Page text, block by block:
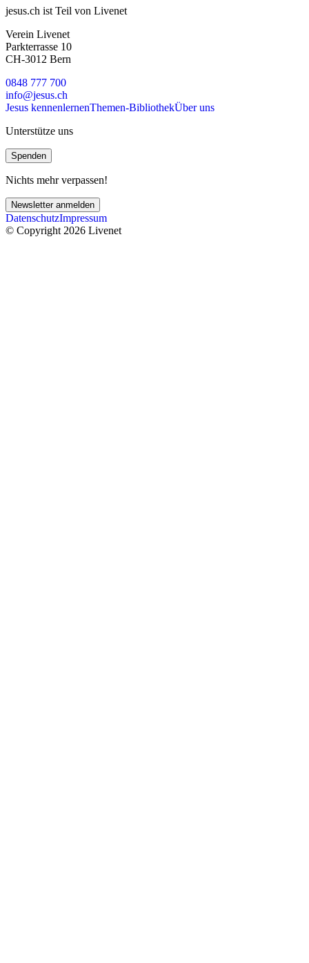
jesus.ch ist Teil von Livenet
Verein Livenet
Parkterrasse 10
CH-3012 Bern
0848 777 700
info@jesus.ch
Jesus kennenlernenThemen-BibliothekÜber uns
Unterstütze uns
Spenden
Nichts mehr verpassen!
Newsletter anmelden
DatenschutzImpressum
© Copyright 2026 Livenet